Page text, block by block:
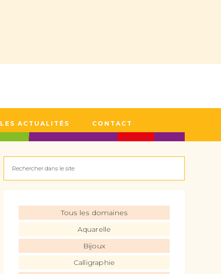
LES ACTUALITÉS CONTACT
Tous les domaines
Aquarelle
Bijoux
Calligraphie